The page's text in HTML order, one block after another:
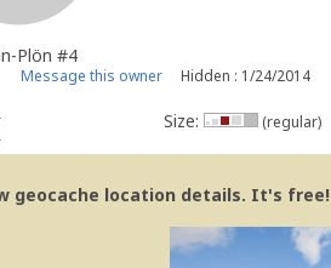
Plön #4
Message this owner Hidden : 1/24/2014
Size: (regular)
geocache location details. It's free!